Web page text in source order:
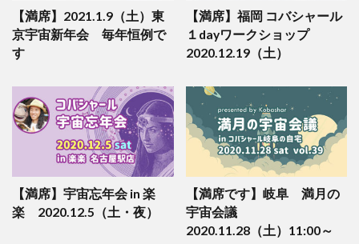
【満席】2021.1.9（土）東
京宇宙新年会 毎年恒例で
す
【満席】福岡 コバシャール
１dayワークショップ
2020.12.19（土）
【満席】宇宙忘年会 in 楽
楽 2020.12.5（土・夜）
【満席です】岐阜 満月の
宇宙会議
2020.11.28（土）11:00～